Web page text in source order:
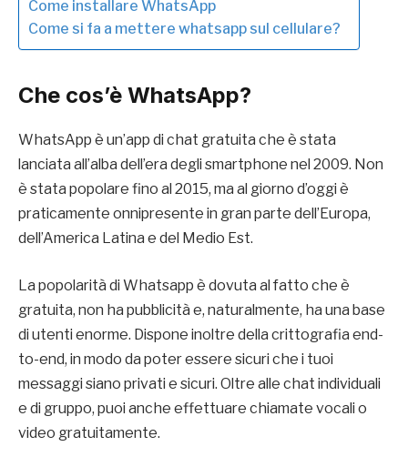
Come installare WhatsApp
Come si fa a mettere whatsapp sul cellulare?
Che cos’è WhatsApp?
WhatsApp è un’app di chat gratuita che è stata
lanciata all’alba dell’era degli smartphone nel 2009. Non
è stata popolare fino al 2015, ma al giorno d’oggi è
praticamente onnipresente in gran parte dell’Europa,
dell’America Latina e del Medio Est.
La popolarità di Whatsapp è dovuta al fatto che è
gratuita, non ha pubblicità e, naturalmente, ha una base
di utenti enorme. Dispone inoltre della crittografia end-
to-end, in modo da poter essere sicuri che i tuoi
messaggi siano privati e sicuri. Oltre alle chat individuali
e di gruppo, puoi anche effettuare chiamate vocali o
video gratuitamente.